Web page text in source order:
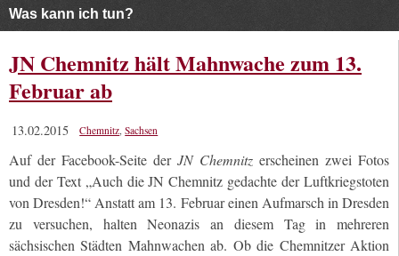
Was kann ich tun?
JN Chemnitz hält Mahnwache zum 13.
Februar ab
13.02.2015 Chemnitz,Sachsen
Auf der Facebook-Seite der JN Chemnitz erscheinen zwei Fotos
und der Text „Auch die JN Chemnitz gedachte der Luftkriegstoten
von Dresden!“ Anstatt am 13. Februar einen Aufmarsch in Dresden
zu versuchen, halten Neonazis an diesem Tag in mehreren
sächsischen Städten Mahnwachen ab. Ob die Chemnitzer Aktion